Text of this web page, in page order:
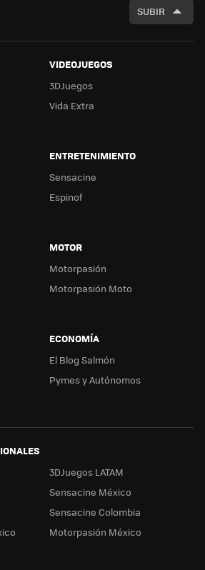
SUBIR
VIDEOJUEGOS
3DJuegos
Vida Extra
ENTRETENIMIENTO
Sensacine
Espinof
MOTOR
Motorpasión
Motorpasión Moto
ECONOMÍA
El Blog Salmón
Pymes y Autónomos
3DJuegos LATAM
Sensacine México
Sensacine Colombia
Motorpasión México